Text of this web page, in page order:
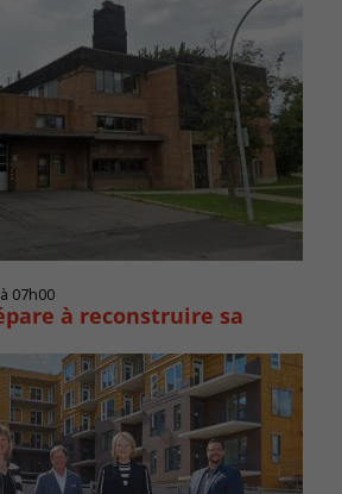
07h00
à reconstruire sa